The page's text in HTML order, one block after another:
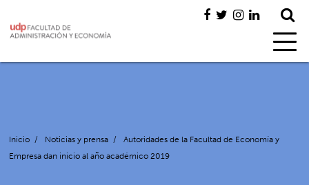
Inicio / Noticias y prensa /
Autoridades de la Facultad de Economía y
Empresa dan inicio al año académico 2019